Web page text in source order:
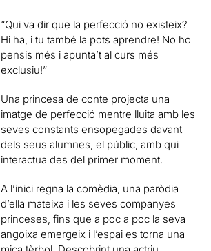
“Qui va dir que la perfecció no existeix?
Hi ha, i tu també la pots aprendre! No ho
pensis més i apunta’t al curs més
exclusiu!”
Una princesa de conte projecta una
imatge de perfecció mentre lluita amb les
seves constants ensopegades davant
dels seus alumnes, el públic, amb qui
interactua des del primer moment.
A l’inici regna la comèdia, una paròdia
d’ella mateixa i les seves companyes
princeses, fins que a poc a poc la seva
angoixa emergeix i l’espai es torna una